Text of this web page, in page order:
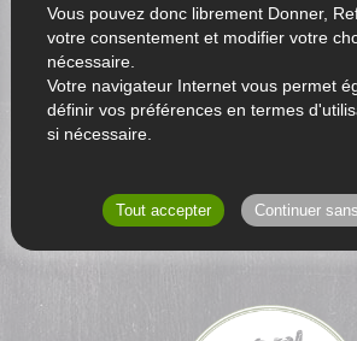
Vous pouvez donc librement Donner,
votre consentement et modifier votre
nécessaire.
Votre navigateur Internet vous permet
définir vos préférences en termes
si nécessaire.
Tout accepter Continuer